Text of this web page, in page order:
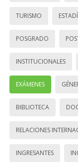
TURISMO
POSGRADO
INSTITUCIONALES
EXÁMENES
BIBLIOTECA
RELACIONES
INGRESANTES